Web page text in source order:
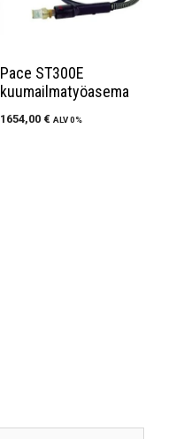
Pace ST300E
kuumailmatyöasema
1654,00 € ALV 0%